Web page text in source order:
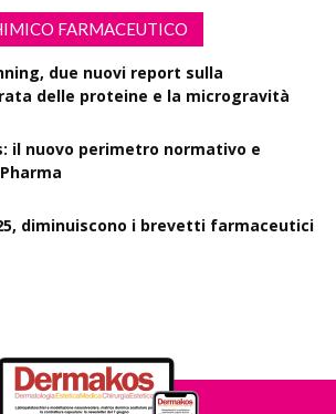
FARMACEUTICO
due nuovi report sulla
delle proteine e la microgravità
il nuovo perimetro normativo e
diminuiscono i brevetti farmaceutici